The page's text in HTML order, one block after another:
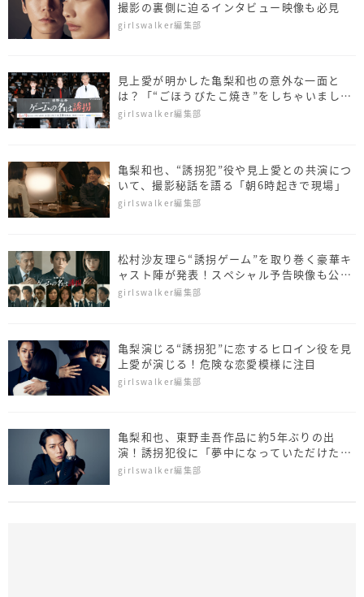
撮影の裏側に迫るインタビュー映像も必見
girlswalker編集部
見上愛が明かした亀梨和也の意外な一面と
は？「“ごほうびたこ焼き”をしちゃいまし
た」
girlswalker編集部
亀梨和也、“誘拐犯”役や見上愛との共演につ
いて、撮影秘話を語る「朝6時起きで現場」
girlswalker編集部
松村沙友理ら“誘拐ゲーム”を取り巻く豪華キ
ャスト陣が発表！スペシャル予告映像も公開
『ゲームの名は誘拐』
girlswalker編集部
亀梨演じる“誘拐犯”に恋するヒロイン役を見
上愛が演じる！危険な恋愛模様に注目
girlswalker編集部
亀梨和也、東野圭吾作品に約5年ぶりの出
演！誘拐犯役に「夢中になっていただけた
ら」
girlswalker編集部